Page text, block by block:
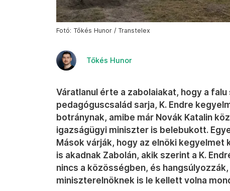
Fotó: Tőkés Hunor / Transtelex
Tőkés Hunor
Váratlanul érte a zabolaiakat, hogy a
pedagóguscsalád sarja, K. Endre
botránynak, amibe már Novák Katalin
igazságügyi miniszter is belebukott.
Mások várják, hogy az elnöki
is akadnak Zabolán, akik szerint a K.
nincs a közösségben, és
miniszterelnöknek is le kellett volna